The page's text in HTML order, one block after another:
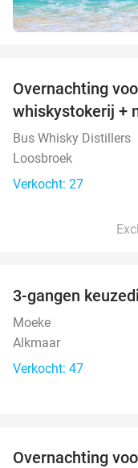
Overnachting
whiskystokerij +
Bus Whisky Distillers
Loosbroek
Verkocht: 27
3-gangen
Moeke
Alkmaar
Verkocht: 47
Overnachting